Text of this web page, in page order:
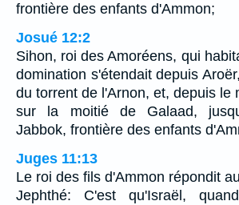
frontière des enfants d'Ammon;
Josué 12:2
Sihon, roi des Amoréens, qui
domination s'étendait depuis
du torrent de l'Arnon, et, depuis le
sur la moitié de Galaad,
Jabbok, frontière des enfants
Juges 11:13
Le roi des fils d'Ammon répondit
Jephthé: C'est qu'Israël,